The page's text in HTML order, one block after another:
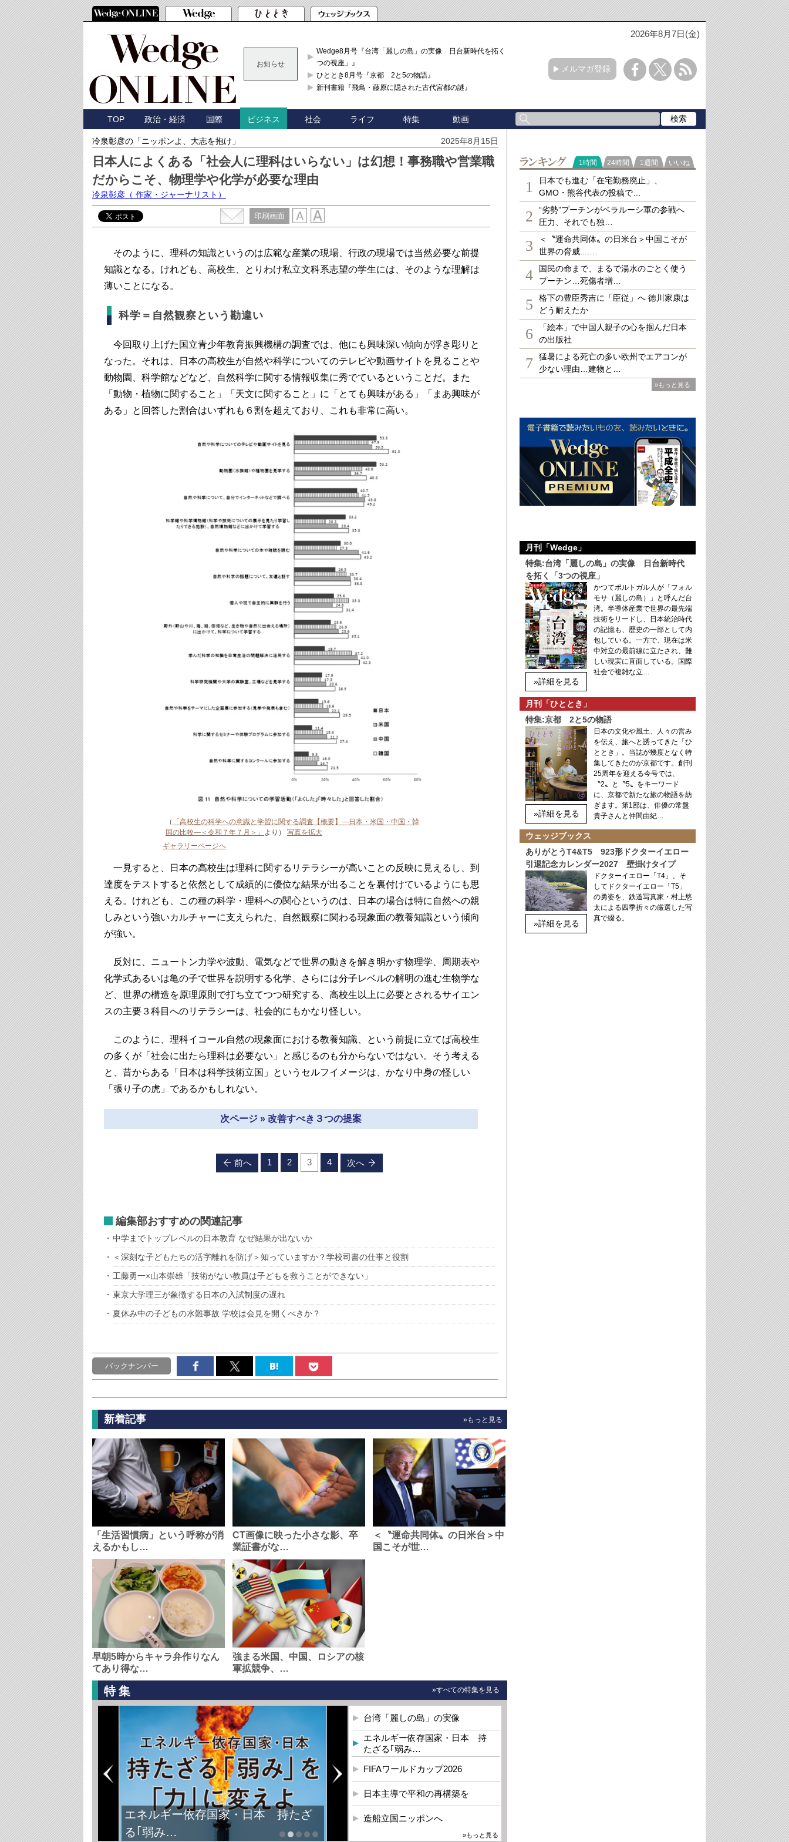
2026年8月7日(金)
お知らせ
Wedge8月号『台湾「麗しの島」の実像 日台新時代を拓く「3
つの視座」』
ひととき8月号『京都 2と5の物語』
新刊書籍『飛鳥・藤原に隠された古代宮都の謎』
メルマガ登録
TOP 政治・経済 国際 ビジネス 社会 ライフ 特集 動画
冷泉彰彦の「ニッポンよ、大志を抱け」 2025年8月15日
日本人によくある「社会人に理科はいらない」は幻想！事務職や営業職
だからこそ、物理学や化学が必要な理由
冷泉彰彦 （ 作家・ジャーナリスト）
印刷画面
そのように、理科の知識というのは広範な産業の現場、行政の現場では当然必要な前提
知識となる。けれども、高校生、とりわけ私立文科系志望の学生には、そのような理解は
薄いことになる。
科学＝自然観察という勘違い
今回取り上げた国立青少年教育振興機構の調査では、他にも興味深い傾向が浮き彫りと
なった。それは、日本の高校生が自然や科学についてのテレビや動画サイトを見ることや
動物園、科学館などなど、自然科学に関する情報収集に秀でているということだ。また
「動物・植物に関すること」「天文に関すること」に「とても興味がある」「まあ興味が
ある」と回答した割合はいずれも６割を超えており、これも非常に高い。
（
「高校生の科学への意識と学習に関する調査【概要】―日本・米国・中国・韓
国の比較―＜令和７年７月＞」
より） 写真を拡大
ギャラリーページへ
一見すると、日本の高校生は理科に関するリテラシーが高いことの反映に見えるし、到
達度をテストすると依然として成績的に優位な結果が出ることを裏付けているようにも思
える。けれども、この種の科学・理科への関心というのは、日本の場合は特に自然への親
しみという強いカルチャーに支えられた、自然観察に関わる現象面の教養知識という傾向
が強い。
反対に、ニュートン力学や波動、電気などで世界の動きを解き明かす物理学、周期表や
化学式あるいは亀の子で世界を説明する化学、さらには分子レベルの解明の進む生物学な
ど、世界の構造を原理原則で打ち立てつつ研究する、高校生以上に必要とされるサイエン
スの主要３科目へのリテラシーは、社会的にもかなり怪しい。
このように、理科イコール自然の現象面における教養知識、という前提に立てば高校生
の多くが「社会に出たら理科は必要ない」と感じるのも分からないではない。そう考える
と、昔からある「日本は科学技術立国」というセルフイメージは、かなり中身の怪しい
「張り子の虎」であるかもしれない。
次ページ » 改善すべき３つの提案
前へ 1 2 3 4 次へ
編集部おすすめの関連記事
中学までトップレベルの日本教育 なぜ結果が出ないか
＜深刻な子どもたちの活字離れを防げ＞知っていますか？学校司書の仕事と役割
工藤勇一×山本崇雄「技術がない教員は子どもを救うことができない」
東京大学理三が象徴する日本の入試制度の遅れ
夏休み中の子どもの水難事故 学校は会見を開くべきか？
バックナンバー
新着記事 »もっと見る
「生活習慣病」という呼称が消
えるかもし…
CT画像に映った小さな影、卒
業証書がな…
＜〝運命共同体〟の日米台＞中
国こそが世…
早朝5時からキャラ弁作りなん
てあり得な…
強まる米国、中国、ロシアの核
軍拡競争、…
特集 »すべての特集を見る
エネルギー依存国家・日本 持たざ
る｢弱み…
台湾「麗しの島」の実像
エネルギー依存国家・日本 持
たざる｢弱み…
FIFAワールドカップ2026
日本主導で平和の再構築を
造船立国ニッポンへ
»もっと見る
ランキング
1時間 24時間 1週間 いいね
1
日本でも進む「在宅勤務廃止」、
GMO・熊谷代表の投稿で…
2
“劣勢”プーチンがベラルーシ軍の参戦へ
圧力、それでも独…
3
＜〝運命共同体〟の日米台＞中国こそが
世界の脅威....…
4
国民の命まで、まるで湯水のごとく使う
プーチン…死傷者増…
5
格下の豊臣秀吉に「臣従」へ 徳川家康は
どう耐えたか
6
「絵本」で中国人親子の心を掴んだ日本
の出版社
7
猛暑による死亡の多い欧州でエアコンが
少ない理由…建物と…
»もっと見る
月刊「Wedge」
特集:台湾「麗しの島」の実像 日台新時代
を拓く「3つの視座」
»詳細を見る
かつてポルトガル人が「フォル
モサ（麗しの島）」と呼んだ台
湾。半導体産業で世界の最先端
技術をリードし、日本統治時代
の記憶も、歴史の一部として内
包している。一方で、現在は米
中対立の最前線に立たされ、難
しい現実に直面している。国際
社会で複雑な立…
月刊「ひととき」
特集:京都 2と5の物語
»詳細を見る
日本の文化や風土、人々の営み
を伝え、旅へと誘ってきた「ひ
ととき」。当誌が幾度となく特
集してきたのが京都です。創刊
25周年を迎える今号では、
〝2〟と〝5〟をキーワード
に、京都で新たな旅の物語を紡
ぎます。第1部は、俳優の常盤
貴子さんと仲間由紀…
ウェッジブックス
ありがとうT4&T5 923形ドクターイエロー
引退記念カレンダー2027 壁掛けタイプ
»詳細を見る
ドクターイエロー「T4」、そ
してドクターイエロー「T5」
の勇姿を、鉄道写真家・村上悠
太による四季折々の厳選した写
真で綴る。